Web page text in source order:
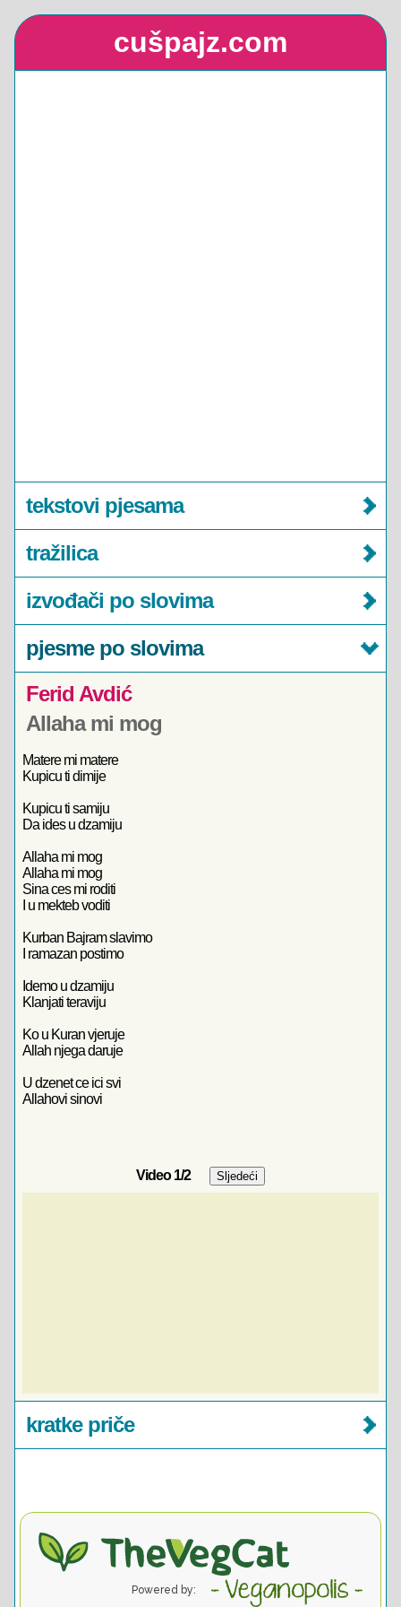
cušpajz.com
tekstovi pjesama
tražilica
izvođači po slovima
pjesme po slovima
Ferid Avdić
Allaha mi mog
Matere mi matere
Kupicu ti dimije
Kupicu ti samiju
Da ides u dzamiju
Allaha mi mog
Allaha mi mog
Sina ces mi roditi
I u mekteb voditi
Kurban Bajram slavimo
I ramazan postimo
Idemo u dzamiju
Klanjati teraviju
Ko u Kuran vjeruje
Allah njega daruje
U dzenet ce ici svi
Allahovi sinovi
Video1/2
kratke priče